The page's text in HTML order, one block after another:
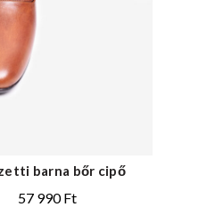
barna bőr cipő
57 990Ft